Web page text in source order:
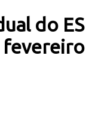
do ES
fevereiro